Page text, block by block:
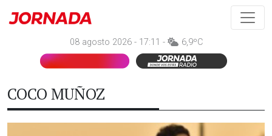
08 agosto 2026 - 17:11 - 6,9ºC
COCO MUÑOZ